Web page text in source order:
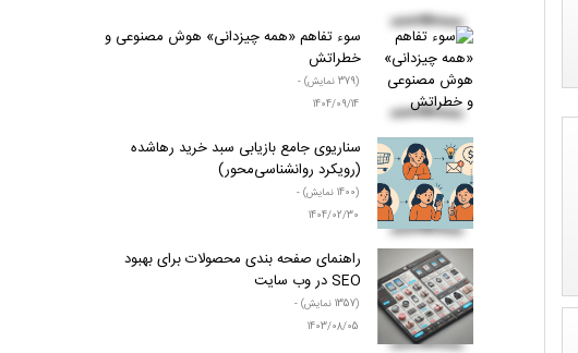
سوء‌ تفاهم «همه‌ چیزدانی» هوش مصنوعی و
خطراتش
(379 نمایش) -
1404/09/14
سناریوی جامع بازیابی سبد خرید رها‌شده
(رویکرد روانشناسی‌محور)
(1400 نمایش) -
1404/02/30
راهنمای صفحه بندی محصولات برای بهبود
SEO در وب سایت
(1357 نمایش) -
1403/08/05